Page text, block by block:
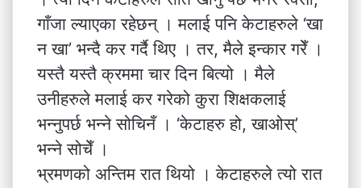
गाँजा ल्याएका रहेछन् । मलाई पनि केटाहरुले ‘खा
न खा’ भन्दै कर गर्दै थिए । तर, मैले इन्कार गरेँ ।
यस्तै यस्तै क्रममा चार दिन बित्यो । मैले
उनीहरुले मलाई कर गरेको कुरा शिक्षकलाई
भन्नुपर्छ भन्ने सोचिनँ । ‘केटाहरु हो, खाओस्’
भन्ने सोचेँ ।
भ्रमणको अन्तिम रात थियो । केटाहरुले त्यो रात